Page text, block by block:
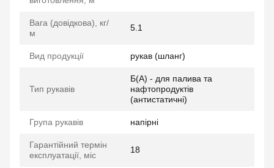
Вага (довідкова), кг/
м
5.1
Вид продукції рукав (шланг)
Тип рукавів
Б(А) - для палива та
нафтопродуктів
(антистатичні)
Група рукавів напірні
Гарантійний термін
експлуатації, міс
18